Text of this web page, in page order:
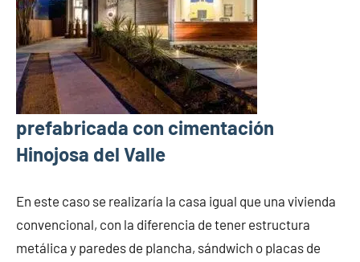
prefabricada con cimentación
Hinojosa del Valle
En este caso se realizaría la casa igual que una vivienda
convencional, con la diferencia de tener estructura
metálica y paredes de plancha, sándwich o placas de